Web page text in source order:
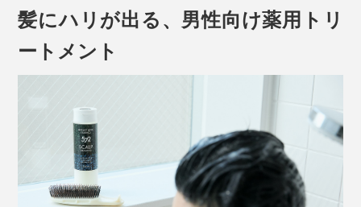
髪にハリが出る、男性向け薬用トリ
ートメント